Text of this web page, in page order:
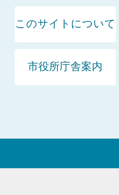
このサイトについて
市役所庁舎案内